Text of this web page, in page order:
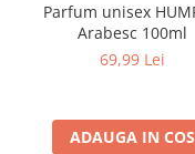
Parfum unisex HUMRAH
Arabesc 100ml
69,99 Lei
ADAUGA IN COS